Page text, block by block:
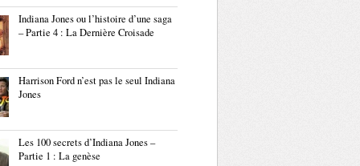
Indiana Jones ou l’histoire d’une saga
– Partie 4 : La Dernière Croisade
Harrison Ford n’est pas le seul Indiana
Jones
Les 100 secrets d’Indiana Jones –
Partie 1 : La genèse